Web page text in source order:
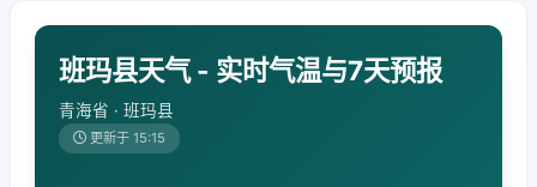
班玛县天气 - 实时气温与7天预报
青海省 · 班玛县
更新于 15:15